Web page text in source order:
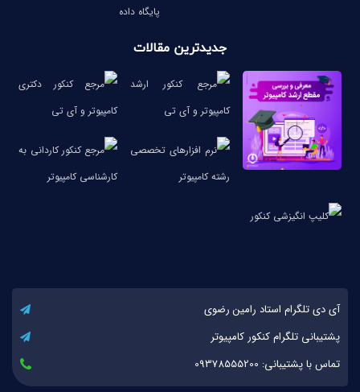
پایگاه داده
جدیدترین مقالات
آی دی تلگرام استاد رامین رضوی
پشتیبانی تلگرام کنکور کامپیوتر
تماس با پشتیبانی: 09378555200